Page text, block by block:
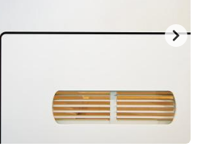
get
shortcuts
for